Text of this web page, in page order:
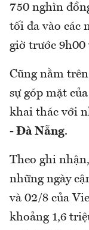
750 nghìn
tối đa vào các
giờ trước 9h00
Cũng nằm
sự góp mặt
khai thác với
- Đà Nẵng.
Theo ghi
những ngày
và 02/8 của
khoảng 1,6